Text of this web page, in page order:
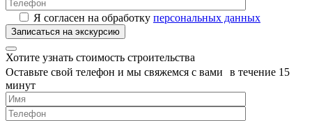
Я согласен на обработку персональных данных
Хотите узнать стоимость строительства
Оставьте свой телефон и мы свяжемся с вами в течение 15
минут